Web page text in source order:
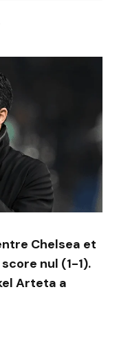
Chelsea et
nul (1-1).
Arteta a